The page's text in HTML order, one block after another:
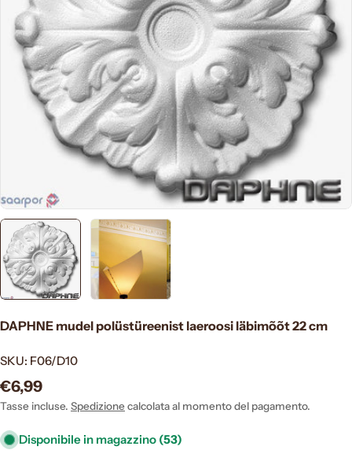
Apri supporto 0 in modalità modale
DAPHNE mudel polüstüreenist laeroosi läbimõõt 22 cm
SKU: F06/D10
Prezzo
normale
€6,99
Tasse incluse. Spedizionecalcolata al momento del pagamento.
Disponibile in magazzino (53)